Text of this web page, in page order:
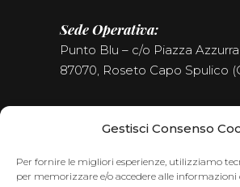
Gestisci Consenso
Per fornire le migliori esperienze, utilizziamo
per memorizzare e/o accedere alle informazioni
Sede Operativa:
Punto Blu – c/o Piazza Azzurra
87070, Roseto Capo Spulico
Seguici sui